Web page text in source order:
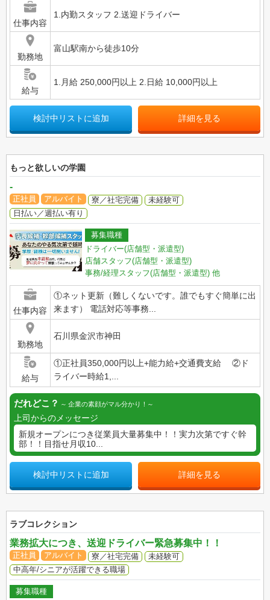
仕事内容
1.内勤スタッフ 2.送迎ドライバー
勤務地
富山駅南から徒歩10分
給与
1.月給 250,000円以上 2.日給 10,000円以上
検討中リストに追加 詳細を見る
もっと欲しいの学園
-
正社員 アルバイト 寮／社宅完備
未経験可
日払い／週払い有り
募集職種
ドライバー(店舗型・派遣型)
店舗スタッフ(店舗型・派遣型)
事務/経理スタッフ(店舗型・派遣型) 他
仕事内容
①ネット更新（難しくないです。誰でもすぐ簡単に出
来ます） 電話対応等事務...
勤務地
石川県金沢市神田
給与
①正社員350,000円以上+能力給+交通費支給 ②ド
ライバー時給1,...
だれどこ？ 企業の素顔がマル分かり！
上司からのメッセージ
新規オープンにつき従業員大量募集中！！実力次第ですぐ幹
部！！目指せ月収10...
検討中リストに追加 詳細を見る
ラブコレクション
業務拡大につき、送迎ドライバー緊急募集中！！
正社員 アルバイト 寮／社宅完備
未経験可
中高年/シニアが活躍できる職場
募集職種